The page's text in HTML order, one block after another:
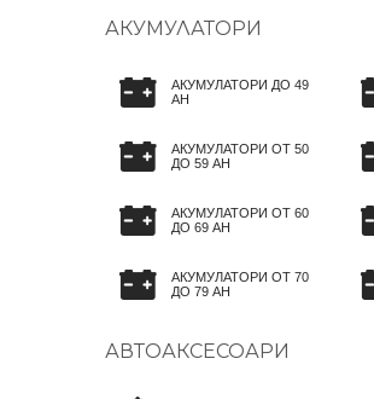
АКУМУЛАТОРИ
АКУМУЛАТОРИ ДО 49
AH
АКУМУЛАТОРИ ОТ 50
ДО 59 AH
АКУМУЛАТОРИ ОТ 60
ДО 69 AH
АКУМУЛАТОРИ ОТ 70
ДО 79 AH
АВТОАКСЕСОАРИ